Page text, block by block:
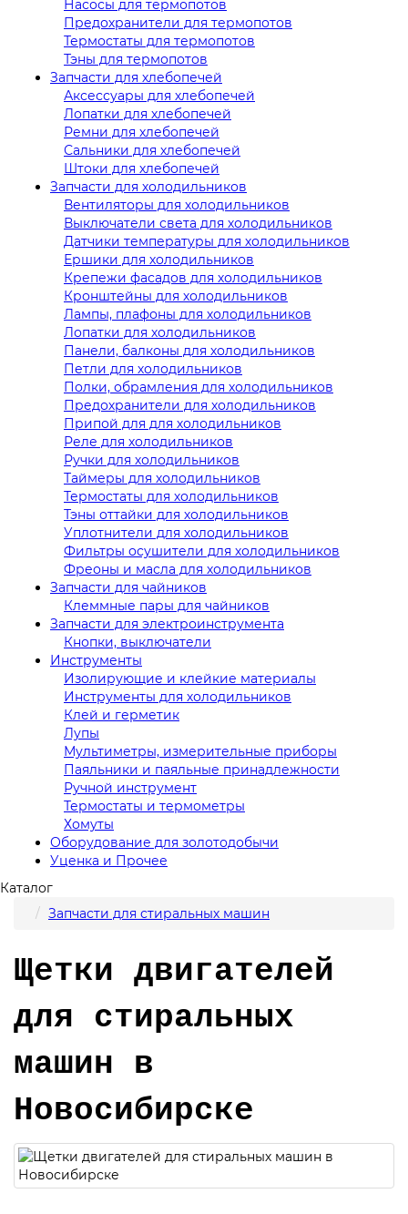
Насосы для термопотов
Предохранители для термопотов
Термостаты для термопотов
Тэны для термопотов
Запчасти для хлебопечей
Аксессуары для хлебопечей
Лопатки для хлебопечей
Ремни для хлебопечей
Сальники для хлебопечей
Штоки для хлебопечей
Запчасти для холодильников
Вентиляторы для холодильников
Выключатели света для холодильников
Датчики температуры для холодильников
Ершики для холодильников
Крепежи фасадов для холодильников
Кронштейны для холодильников
Лампы, плафоны для холодильников
Лопатки для холодильников
Панели, балконы для холодильников
Петли для холодильников
Полки, обрамления для холодильников
Предохранители для холодильников
Припой для для холодильников
Реле для холодильников
Ручки для холодильников
Таймеры для холодильников
Термостаты для холодильников
Тэны оттайки для холодильников
Уплотнители для холодильников
Фильтры осушители для холодильников
Фреоны и масла для холодильников
Запчасти для чайников
Клеммные пары для чайников
Запчасти для электроинструмента
Кнопки, выключатели
Инструменты
Изолирующие и клейкие материалы
Инструменты для холодильников
Клей и герметик
Лупы
Мультиметры, измерительные приборы
Паяльники и паяльные принадлежности
Ручной инструмент
Термостаты и термометры
Хомуты
Оборудование для золотодобычи
Уценка и Прочее
Каталог
Запчасти для стиральных машин
Щетки двигателей
для стиральных
машин в
Новосибирске